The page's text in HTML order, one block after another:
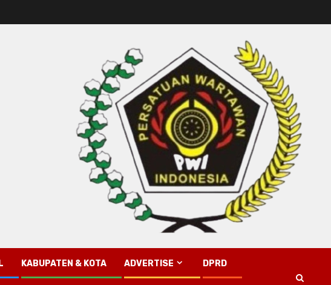
KABUPATEN & KOTA ADVERTISE DPRD